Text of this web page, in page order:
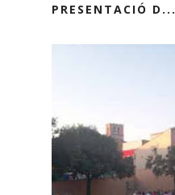
PRESENTACIÓ D...